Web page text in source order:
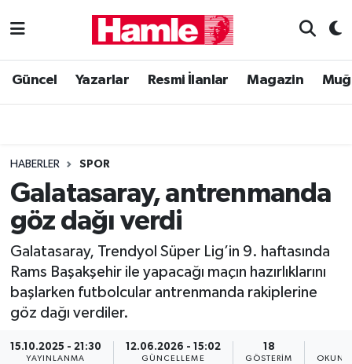
Güncel Yazarlar Resmi İlanlar Magazin
HABERLER SPOR
Galatasaray, antrenmanda
göz dağı verdi
Galatasaray, Trendyol Süper Lig’in 9. haftasında
Rams Başakşehir ile yapacağı maçın hazırlıklarını
başlarken futbolcular antrenmanda rakiplerine
göz dağı verdiler.
15.10.2025 - 21:30
YAYINLANMA
12.06.2026 - 15:02
GÜNCELLEME
18
GÖSTERIM
Güncel
Magazin
Muğla Haber
Siyaset
Muğla Nöbetçi Eczaneler
Muğla Trafik Yoğunluk Haritası
Süper Lig Puan Durumu ve Fikstür
Tüm Manşetler
Son Dakika Haberleri
Haber Arşivi